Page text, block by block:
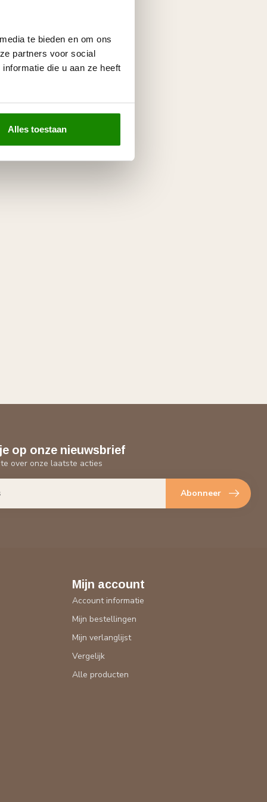
te bieden en om ons
partners voor social
die u aan ze heeft
Alles toestaan
op onze nieuwsbrief
over onze laatste acties
Abonneer
Mijn account
Account informatie
Mijn bestellingen
Mijn verlanglijst
Vergelijk
Alle producten